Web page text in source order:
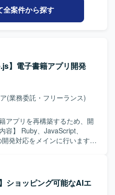
全案件から探す
】電子書籍アプリ開発
(業務委託・フリーランス)
アプリを再構築するため、開
発対応をメインに行います。
を使用します。
ショッピング可能なAIエ